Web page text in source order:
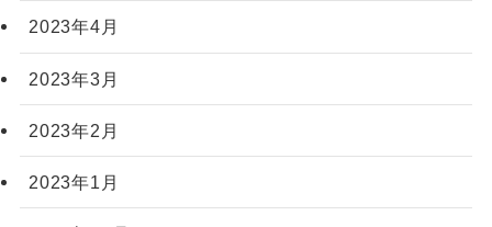
2023年4月
2023年3月
2023年2月
2023年1月